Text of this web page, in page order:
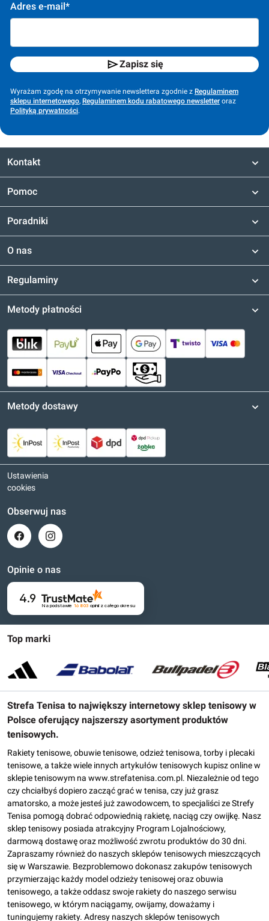
Adres e-mail*
Zapisz się
Wyrażam zgodę na otrzymywanie newslettera zgodnie z Regulaminem
sklepu internetowego, Regulaminem kodu rabatowego newsletter oraz
Polityką prywatności.
Kontakt
Pomoc
Poradniki
O nas
Regulaminy
Top marki
Strefa Tenisa to największy internetowy sklep tenisowy w
Polsce oferujący najszerszy asortyment produktów
tenisowych.
Rakiety tenisowe, obuwie tenisowe, odzież tenisowa, torby i plecaki
tenisowe, a także wiele innych artykułów tenisowych kupisz online w
sklepie tenisowym na www.strefatenisa.com.pl. Niezależnie od tego
czy chciałbyś dopiero zacząć grać w tenisa, czy już grasz
amatorsko, a może jesteś już zawodowcem, to specjaliści ze Strefy
Tenisa pomogą dobrać odpowiednią rakietę, naciąg czy owijkę. Nasz
sklep tenisowy posiada atrakcyjny Program Lojalnościowy,
darmową dostawę oraz możliwość zwrotu produktów do 30 dni.
Zapraszamy również do naszych sklepów tenisowych mieszczących
się w Warszawie. Bezproblemowo dokonasz zakupów tenisowych
przymierzając każdy model odzieży tenisowej oraz obuwia
tenisowego, a także oddasz swoje rakiety do naszego serwisu
tenisowego, w którym naciągamy, owijamy, doważamy i
tuningujemy rakiety. Adresy naszych sklepów tenisowych
Metody płatności
Metody dostawy
Ustawienia
cookies
Obserwuj nas
Opinie o nas
4.9
Na podstawie 16 803 opinii z całego okresu